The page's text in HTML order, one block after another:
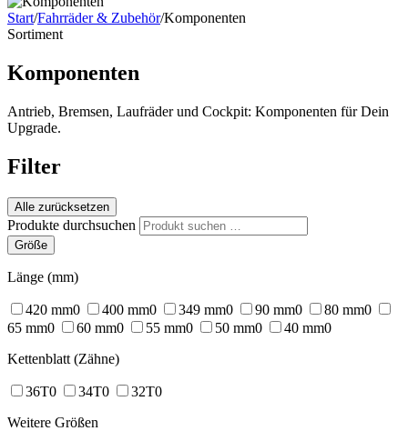
Start/Fahrräder & Zubehör/Komponenten
Sortiment
Komponenten
Antrieb, Bremsen, Laufräder und Cockpit: Komponenten für Dein
Upgrade.
Filter
Alle zurücksetzen
Produkte durchsuchen
Größe
Länge (mm)
420 mm0 400 mm0 349 mm0 90 mm0 80 mm0
65 mm0 60 mm0 55 mm0 50 mm0 40 mm0
Kettenblatt (Zähne)
36T0 34T0 32T0
Weitere Größen